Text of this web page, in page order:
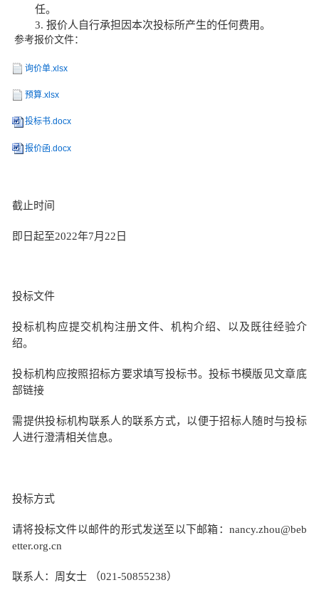
任。
3.报价人自行承担因本次投标所产生的任何费用。
参考报价文件：
询价单.xlsx
预算.xlsx
投标书.docx
报价函.docx
截止时间
即日起至2022年7月 22 日
投标文件
投标机构应提交机构注册文件、机构介绍、以及既往经验介
绍。
投标机构应按照招标方要求填写投标书。投标书模版见文章底
部链接
需提供投标机构联系人的联系方式，以便于招标人随时与投标
人进行澄清相关信息。
投标方式
请将投标文件以邮件的形式发送至以下邮箱： nancy.zhou@beb
etter.org.cn
联系人： 周 女士 （021-50855238）